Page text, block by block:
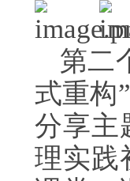
第二
式重构
分享
理实践